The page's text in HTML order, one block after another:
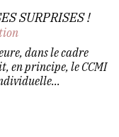
SURPRISES !
dans le cadre
en principe, le CCMI